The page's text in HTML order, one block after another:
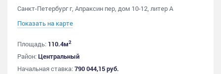
Санкт-Петербург г, Апраксин пер, дом 10-12, литер А
Показать на карте
Площадь: 110.4м2
Район: Центральный
Начальная ставка:790 044,15 руб.